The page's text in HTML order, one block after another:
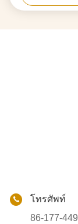
โทรศัพท์
86-177-